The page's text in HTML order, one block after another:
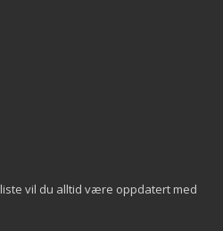
vil du alltid være oppdatert med